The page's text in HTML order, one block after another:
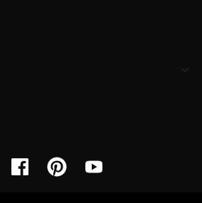
InstagramFacebookPinterest